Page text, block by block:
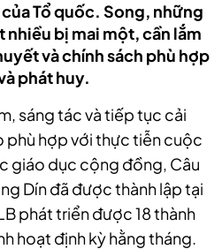
Tổ quốc. Song, những
nhiều bị mai một, cần lắm
và chính sách phù hợp
phát huy.
sáng tác và tiếp tục cải
phù hợp với thực tiễn cuộc
giáo dục cộng đồng, Câu
Dín đã được thành lập tại
phát triển được 18 thành
hoạt định kỳ hằng tháng.